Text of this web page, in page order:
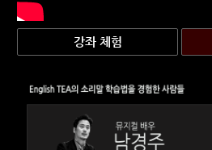
강좌 체험